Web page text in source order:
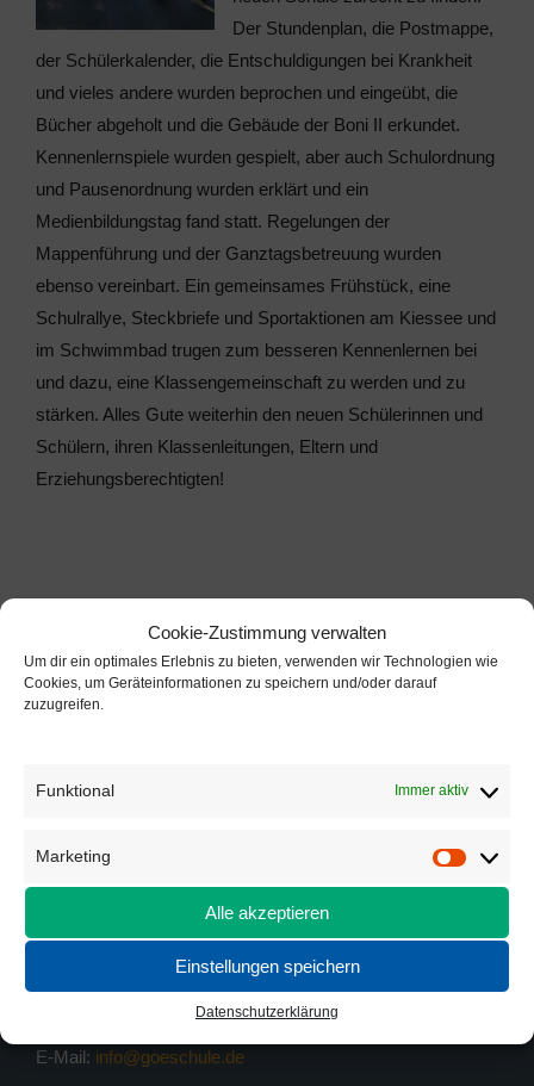
Cookie-Zustimmung verwalten
Um dir ein optimales Erlebnis zu bieten, verwenden wir Technologien wie
Cookies, um Geräteinformationen zu speichern und/oder darauf
zuzugreifen.
Funktional Immer aktiv
Marketing
Alle akzeptieren
Einstellungen speichern
Datenschutzerklärung
Der Stundenplan, die Postmappe,
der Schülerkalender, die Entschuldigungen bei Krankheit
und vieles andere wurden beprochen und eingeübt, die
Bücher abgeholt und die Gebäude der Boni II erkundet.
Kennenlernspiele wurden gespielt, aber auch Schulordnung
und Pausenordnung wurden erklärt und ein
Medienbildungstag fand statt. Regelungen der
Mappenführung und der Ganztagsbetreuung wurden
ebenso vereinbart. Ein gemeinsames Frühstück, eine
Schulrallye, Steckbriefe und Sportaktionen am Kiessee und
im Schwimmbad trugen zum besseren Kennenlernen bei
und dazu, eine Klassengemeinschaft zu werden und zu
stärken. Alles Gute weiterhin den neuen Schülerinnen und
Schülern, ihren Klassenleitungen, Eltern und
Erziehungsberechtigten!
Bonifatiusschule II Göttingen
37083 Göttingen
Telefon: 0551 / 54813-0
Telefax: 0551 / 54813-33
Instagram: bonifatiusschule_2
Öffnungszeiten Sekretariate s. unterAnmeldung
E-Mail: info@goeschule.de